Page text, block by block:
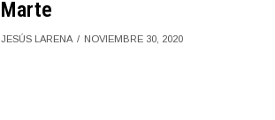
Marte
JESÚS LARENA NOVIEMBRE 30, 2020